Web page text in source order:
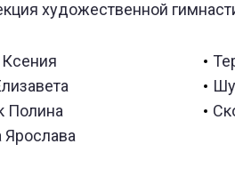
команды
Первенства
призер
Полина
Ярослава